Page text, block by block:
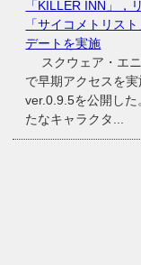
「KILLER INN」，
「サイコメトリス
デートを実施
スクウェア・エニ
で早期アクセスを
ver.0.9.5を公開し
たなキャラクタ...